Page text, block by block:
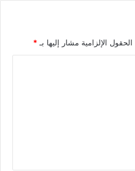
الحقول الإلزامية مشار إليها بـ *